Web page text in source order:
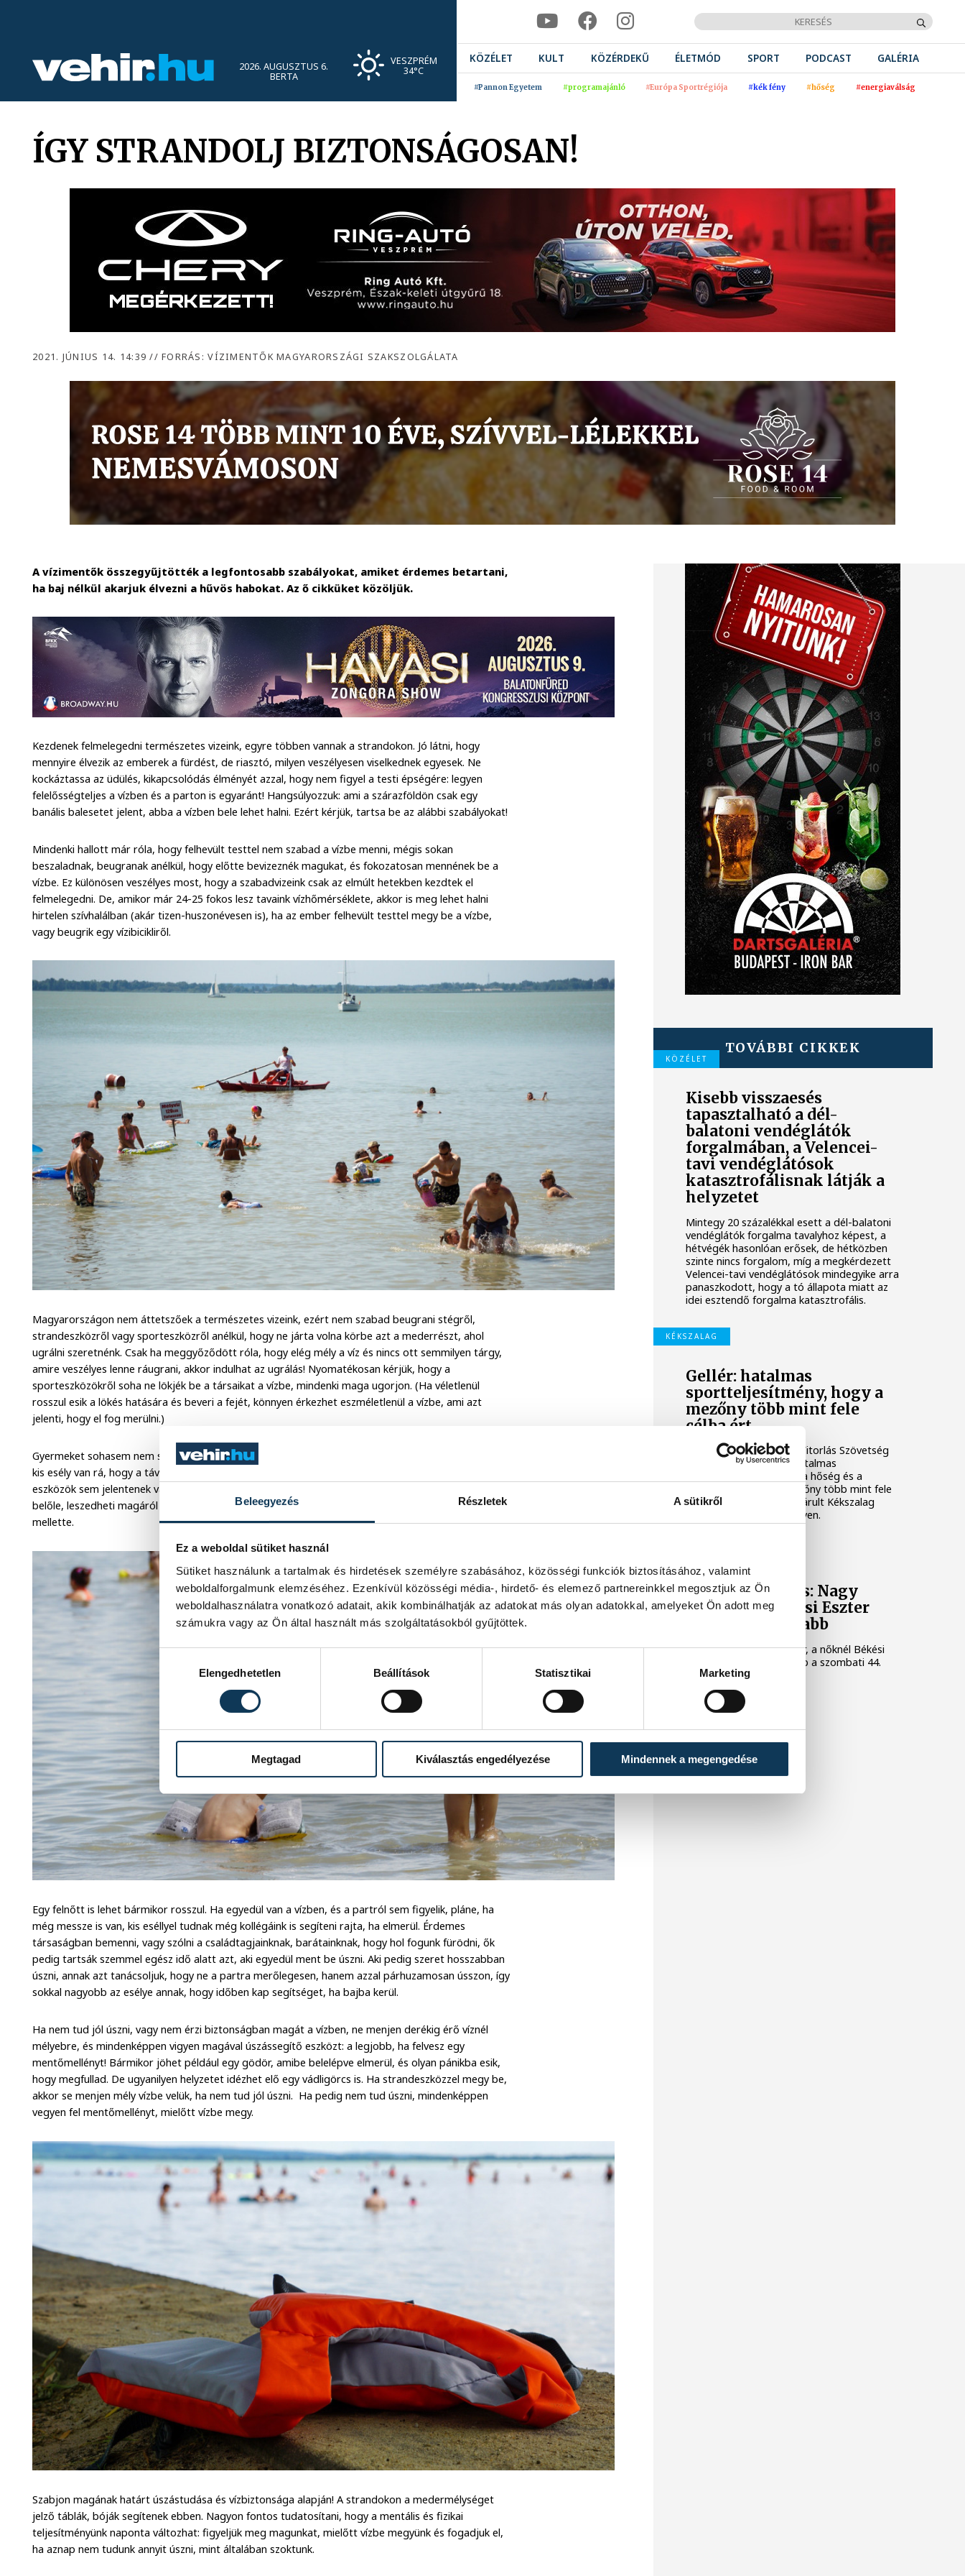
Beleegyezés Részletek A sütikről
Ez a weboldal sütiket használ
Sütiket használunk a tartalmak és hirdetések személyre szabásához, közösségi funkciók biztosításához, valamint
weboldalforgalmunk elemzéséhez. Ezenkívül közösségi média-, hirdető- és elemező partnereinkkel megosztjuk az Ön
weboldalhasználatra vonatkozó adatait, akik kombinálhatják az adatokat más olyan adatokkal, amelyeket Ön adott meg
számukra vagy az Ön által használt más szolgáltatásokból gyűjtöttek.
Elengedhetetlen
Beállítások Statisztikai Marketing
Megtagad Kiválasztás engedélyezése Mindennek a megengedése
2026. AUGUSZTUS 6.
BERTA
VESZPRÉM
34°C
KÖZÉLET KULT KÖZÉRDEKŰ ÉLETMÓD SPORT PODCAST GALÉRIA
#Pannon Egyetem #programajánló #Európa Sportrégiója #kék fény #hőség #energiaválság
ÍGY STRANDOLJ BIZTONSÁGOSAN!
2021. JÚNIUS 14. 14:39// FORRÁS: VÍZIMENTŐK MAGYARORSZÁGI SZAKSZOLGÁLATA
A vízimentők összegyűjtötték a legfontosabb szabályokat, amiket érdemes betartani,
ha baj nélkül akarjuk élvezni a hűvös habokat. Az ő cikküket közöljük.
Kezdenek felmelegedni természetes vizeink, egyre többen vannak a strandokon. Jó látni, hogy
mennyire élvezik az emberek a fürdést, de riasztó, milyen veszélyesen viselkednek egyesek. Ne
kockáztassa az üdülés, kikapcsolódás élményét azzal, hogy nem figyel a testi épségére: legyen
felelősségteljes a vízben és a parton is egyaránt! Hangsúlyozzuk: ami a szárazföldön csak egy
banális balesetet jelent, abba a vízben bele lehet halni. Ezért kérjük, tartsa be az alábbi szabályokat!
Mindenki hallott már róla, hogy felhevült testtel nem szabad a vízbe menni, mégis sokan
beszaladnak, beugranak anélkül, hogy előtte bevizeznék magukat, és fokozatosan mennének be a
vízbe. Ez különösen veszélyes most, hogy a szabadvizeink csak az elmúlt hetekben kezdtek el
felmelegedni. De, amikor már 24-25 fokos lesz tavaink vízhőmérséklete, akkor is meg lehet halni
hirtelen szívhalálban (akár tizen-huszonévesen is), ha az ember felhevült testtel megy be a vízbe,
vagy beugrik egy vízibicikliről.
Magyarországon nem áttetszőek a természetes vizeink, ezért nem szabad beugrani stégről,
strandeszközről vagy sporteszközről anélkül, hogy ne járta volna körbe azt a mederrészt, ahol
ugrálni szeretnénk. Csak ha meggyőződött róla, hogy elég mély a víz és nincs ott semmilyen tárgy,
amire veszélyes lenne ráugrani, akkor indulhat az ugrálás! Nyomatékosan kérjük, hogy a
sporteszközökről soha ne lökjék be a társaikat a vízbe, mindenki maga ugorjon. (Ha véletlenül
rosszul esik a lökés hatására és beveri a fejét, könnyen érkezhet eszméletlenül a vízbe, ami azt
jelenti, hogy el fog merülni.)
Gyermeket sohasem nem szabad felügyelet nélkül a vízbe engedni. Ha elesik, megbotlik és elmerül,
kis esély van rá, hogy a távol lévő szülő megtalálja az átláthatatlan vízben. A felfújható biztonsági
eszközök sem jelentenek valódi biztonságot, bármikor kimehet belőlük a levegő, vagy kicsúszhat
belőle, leszedheti magáról a gyerek, így hiába van a gyermeken úszógumi, karúszó, ott kell lenni
mellette.
Egy felnőtt is lehet bármikor rosszul. Ha egyedül van a vízben, és a partról sem figyelik, pláne, ha
még messze is van, kis eséllyel tudnak még kollégáink is segíteni rajta, ha elmerül. Érdemes
társaságban bemenni, vagy szólni a családtagjainknak, barátainknak, hogy hol fogunk fürödni, ők
pedig tartsák szemmel egész idő alatt azt, aki egyedül ment be úszni. Aki pedig szeret hosszabban
úszni, annak azt tanácsoljuk, hogy ne a partra merőlegesen, hanem azzal párhuzamosan ússzon, így
sokkal nagyobb az esélye annak, hogy időben kap segítséget, ha bajba kerül.
Ha nem tud jól úszni, vagy nem érzi biztonságban magát a vízben, ne menjen derékig érő víznél
mélyebre, és mindenképpen vigyen magával úszássegítő eszközt: a legjobb, ha felvesz egy
mentőmellényt! Bármikor jöhet például egy gödör, amibe belelépve elmerül, és olyan pánikba esik,
hogy megfullad. De ugyanilyen helyzetet idézhet elő egy vádligörcs is. Ha strandeszközzel megy be,
akkor se menjen mély vízbe velük, ha nem tud jól úszni. Ha pedig nem tud úszni, mindenképpen
vegyen fel mentőmellényt, mielőtt vízbe megy.
Szabjon magának határt úszástudása és vízbiztonsága alapján! A strandokon a medermélységet
jelző táblák, bóják segítenek ebben. Nagyon fontos tudatosítani, hogy a mentális és fizikai
teljesítményünk naponta változhat: figyeljük meg magunkat, mielőtt vízbe megyünk és fogadjuk el,
ha aznap nem tudunk annyit úszni, mint általában szoktunk.
TOVÁBBI CIKKEK
KÖZÉLET
Kisebb visszaesés
tapasztalható a dél-
balatoni vendéglátók
forgalmában, a Velencei-
tavi vendéglátósok
katasztrofálisnak látják a
helyzetet
Mintegy 20 százalékkal esett a dél-balatoni
vendéglátók forgalma tavalyhoz képest, a
hétvégék hasonlóan erősek, de hétközben
szinte nincs forgalom, míg a megkérdezett
Velencei-tavi vendéglátósok mindegyike arra
panaszkodott, hogy a tó állapota miatt az
idei esztendő forgalma katasztrofális.
KÉKSZALAG
Gellér: hatalmas
sportteljesítmény, hogy a
mezőny több mint fele
célba ért
Gellér László, a Magyar Vitorlás Szövetség
(MVSZ) elnöke szerint hatalmas
sportteljesítmény, hogy a hőség és a
szélcsend ellenére a mezőny több mint fele
célba ért a szombaton zárult Kékszalag
balatoni tókerülő versenyen.
Balaton-átúszás: Nagy
Nándor és Békési Eszter
volt a leggyorsabb
A férfiaknál Nagy Nándor, a nőknél Békési
Eszter volt a leggyorsabb a szombati 44.
Lidl Balaton-átúszáson.